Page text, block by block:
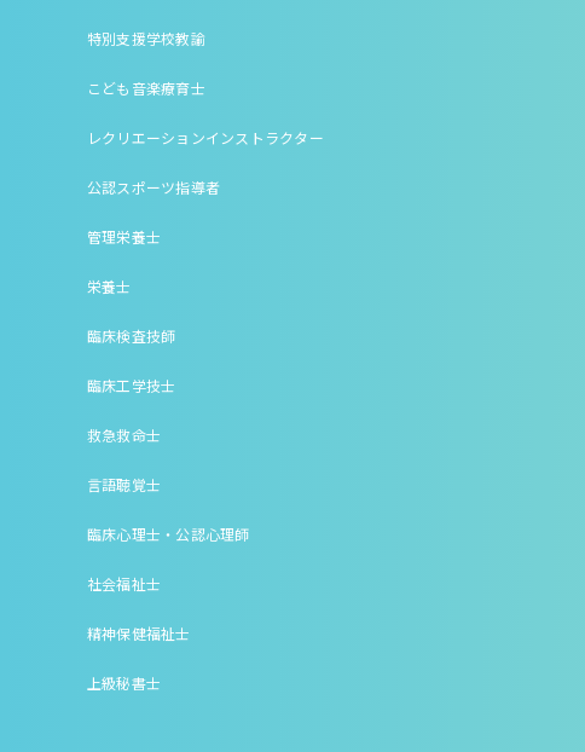
特別支援学校教諭
こども音楽療育士
レクリエーションインストラクター
公認スポーツ指導者
管理栄養士
栄養士
臨床検査技師
臨床工学技士
救急救命士
言語聴覚士
臨床心理士・公認心理師
社会福祉士
精神保健福祉士
上級秘書士